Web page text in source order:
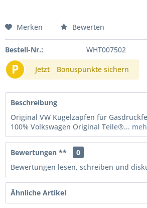
Merken Bewerten
Bestell-Nr.: WHT007502
P Jetzt Bonuspunkte sichern
Beschreibung
Original VW Kugelzapfen für
100% Volkswagen Original Teile®...
Bewertungen **
0
Bewertungen lesen, schreiben und
Ähnliche Artikel